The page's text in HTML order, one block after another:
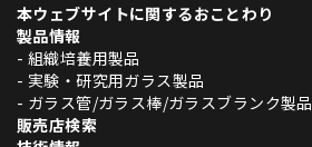
本ウェブサイトに関するおことわり
製品情報
- 組織培養用製品
- 実験・研究用ガラス製品
- ガラス管/ガラス棒/ガラスブランク製品
販売店検索